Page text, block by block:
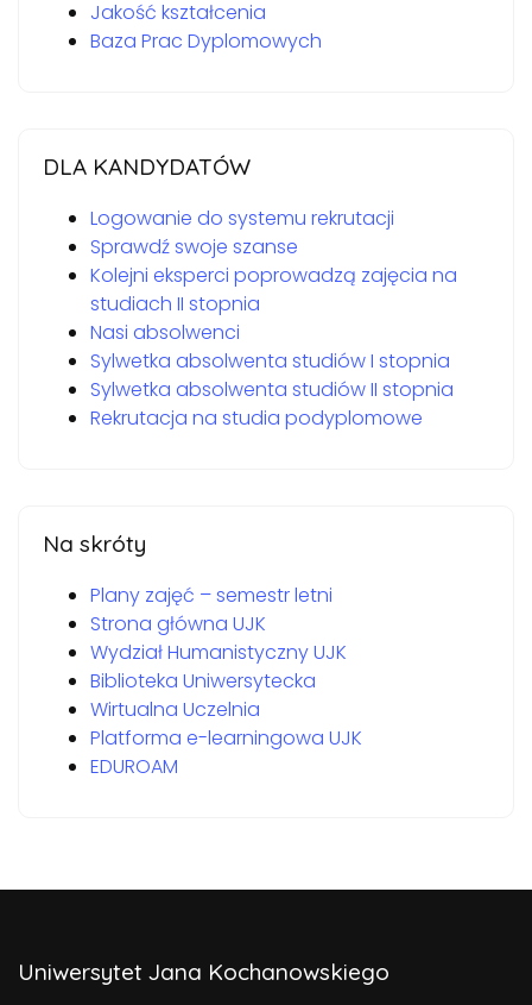
Jakość kształcenia
Baza Prac Dyplomowych
DLA KANDYDATÓW
Logowanie do systemu rekrutacji
Sprawdź swoje szanse
Kolejni eksperci poprowadzą zajęcia na
studiach II stopnia
Nasi absolwenci
Sylwetka absolwenta studiów I stopnia
Sylwetka absolwenta studiów II stopnia
Rekrutacja na studia podyplomowe
Na skróty
Plany zajęć – semestr letni
Strona główna UJK
Wydział Humanistyczny UJK
Biblioteka Uniwersytecka
Wirtualna Uczelnia
Platforma e-learningowa UJK
EDUROAM
Uniwersytet Jana Kochanowskiego